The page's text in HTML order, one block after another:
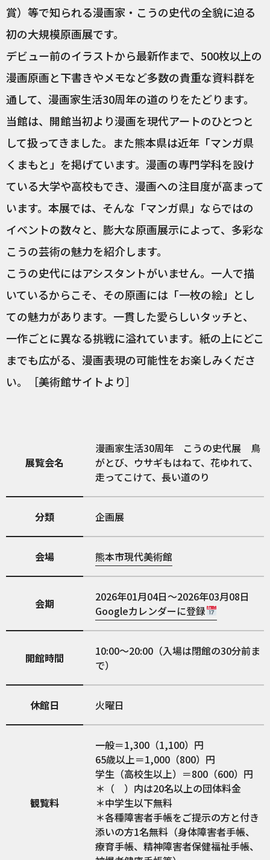
賞）等で知られる漫画家・こうの史代の全貌に迫る
初の大規模原画展です。
デビュー前のイラストから最新作まで、500枚以上の
漫画原画と下書きやメモなど多数の貴重な資料群を
通して、漫画家生活30周年の道のりをたどります。
当館は、開館当初より漫画を現代アートのひとつと
して扱ってきました。また熊本県は近年「マンガ県
くまもと」を掲げています。漫画の専門学科を設け
ている大学や高校もでき、漫画への注目度が高まって
います。本展では、そんな「マンガ県」ならではの
イベントの数々と、膨大な原画展示によって、多彩な
こうの芸術の魅力を紹介します。
こうの史代にはアシスタントがいません。一人で描
いているからこそ、その原画には「一枚の絵」とし
ての魅力があります。一貫した愛らしいタッチと、
一作ごとに異なる挑戦に溢れています。紙の上にどこ
までも広がる、漫画表現の可能性をお楽しみくださ
い。［美術館サイトより］
展覧会名
漫画家生活30周年 こうの史代展 鳥
がとび、ウサギもはねて、花ゆれて、
走ってこけて、長い道のり
分類 企画展
会場 熊本市現代美術館
会期
2026年01月04日～2026年03月08日
Googleカレンダーに登録
開館時間
10:00～20:00（入場は閉館の30分前ま
で）
休館日 火曜日
観覧料
一般＝1,300（1,100）円
65歳以上＝1,000（800）円
学生（高校生以上）＝800（600）円
＊（ ）内は20名以上の団体料金
＊中学生以下無料
＊各種障害者手帳をご提示の方と付き
添いの方1名無料（身体障害者手帳、
療育手帳、精神障害者保健福祉手帳、